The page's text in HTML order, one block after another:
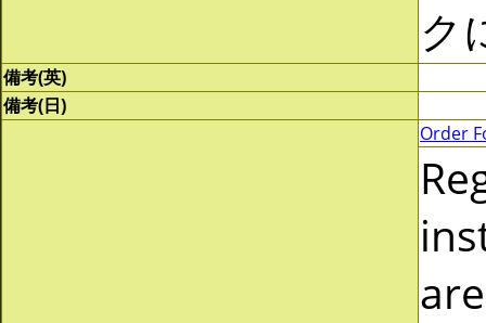
ク
備考(英)
備考(日)
Order